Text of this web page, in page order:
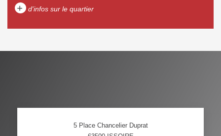
+ d'infos sur le quartier
PART DES MÉNAGES SANS
5 Place Chancelier Duprat